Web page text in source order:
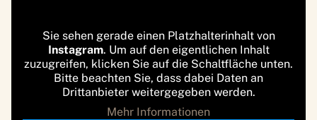
Sie sehen gerade einen Platzhalterinhalt von
Instagram. Um auf den eigentlichen Inhalt
zuzugreifen, klicken Sie auf die Schaltfläche unten.
Bitte beachten Sie, dass dabei Daten an
Drittanbieter weitergegeben werden.
Mehr Informationen